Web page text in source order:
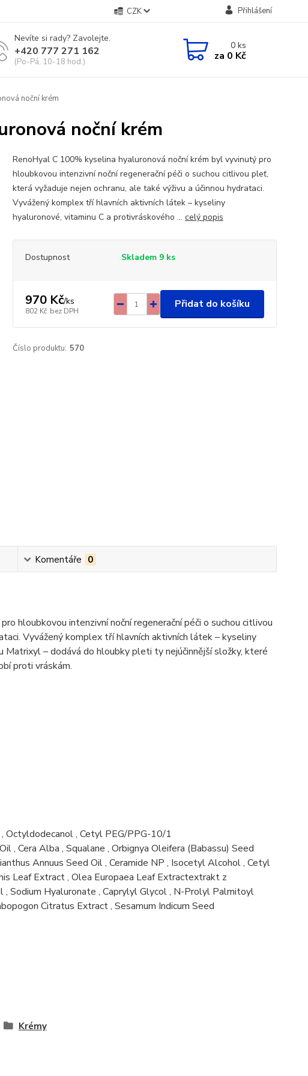
CZK Přihlášení
Nevíte si rady? Zavolejte.
+420 777 271 162
(Po-Pá, 10-18 hod.)
0ks
za 0 Kč
noční krém
noční krém
RenoHyal C 100% kyselina hyaluronová noční krém byl vyvinutý pro
hloubkovou intenzivní noční regenerační péči o suchou citlivou pleť,
která vyžaduje nejen ochranu, ale také výživu a účinnou hydrataci.
Vyvážený komplex tří hlavních aktivních látek – kyseliny
hyaluronové, vitaminu C a protivráskového ... celý popis
Dostupnost Skladem 9 ks
970 Kč/ks
802 Kč bez DPH
Přidat do košíku
Číslo produktu: 570
Komentáře 0
hloubkovou intenzivní noční regenerační péči o suchou citlivou
Vyvážený komplex tří hlavních aktivních látek – kyseliny
– dodává do hloubky pleti ty nejúčinnější složky, které
proti vráskám.
Octyldodecanol, Cetyl PEG/PPG-10/1
, Cera Alba , Squalane , Orbignya Oleifera (Babassu) Seed
Annuus Seed Oil, Ceramide NP , Isocetyl Alcohol, Cetyl
Leaf Extract, Olea Europaea Leaf Extractextrakt z
, Sodium Hyaluronate , Caprylyl Glycol, N-Prolyl Palmitoyl
Citratus Extract, Sesamum Indicum Seed
Krémy